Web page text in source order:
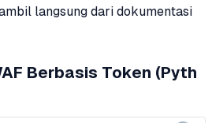
langsung dari dokumentasi
Berbasis Token (Pyth